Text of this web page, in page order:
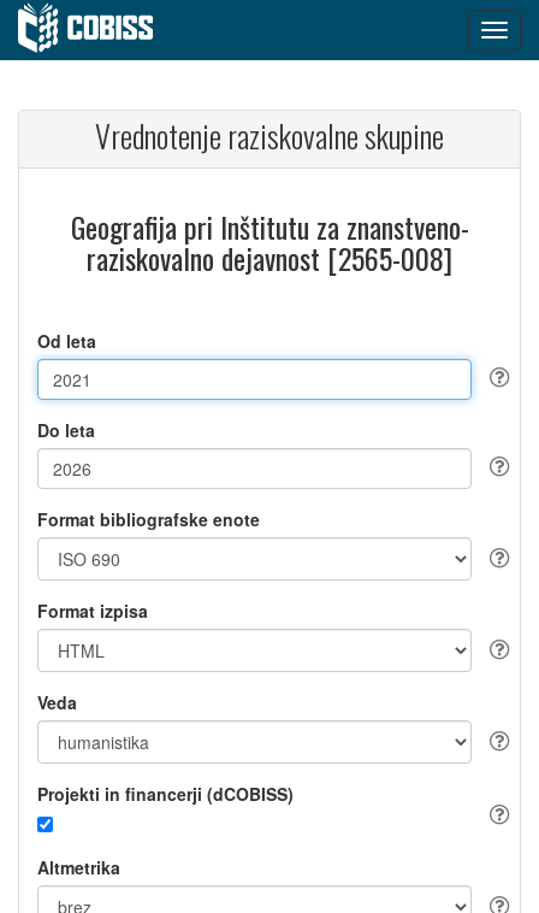
Vrednotenje raziskovalne skupine
Geografija pri Inštitutu za znanstveno-
raziskovalno dejavnost [2565-008]
Od leta
Do leta
Format bibliografske enote
Format izpisa
Veda
Projekti in financerji (dCOBISS)
Altmetrika